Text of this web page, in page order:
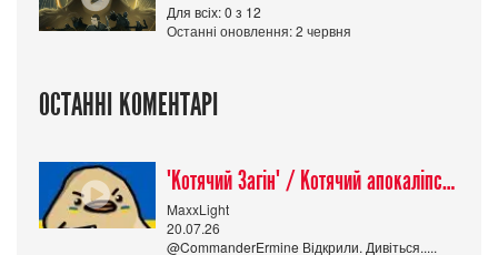
Для всіх: 0 з 12
Останні оновлення: 2 червня
ОСТАННІ КОМЕНТАРІ
"Котячий Загін" / Котячий апокаліпсис / Cat Shit One
MaxxLight
20.07.26
@CommanderErmine Відкрили. Дивіться.....